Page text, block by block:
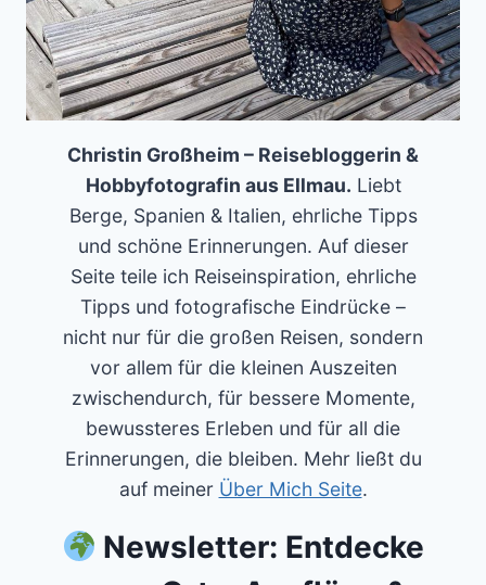
Christin Großheim – Reisebloggerin &
Hobbyfotografin aus Ellmau. Liebt
Berge, Spanien & Italien, ehrliche Tipps
und schöne Erinnerungen. Auf dieser
Seite teile ich Reiseinspiration, ehrliche
Tipps und fotografische Eindrücke –
nicht nur für die großen Reisen, sondern
vor allem für die kleinen Auszeiten
zwischendurch, für bessere Momente,
bewussteres Erleben und für all die
Erinnerungen, die bleiben. Mehr ließt du
auf meiner Über Mich Seite.
Newsletter: Entdecke